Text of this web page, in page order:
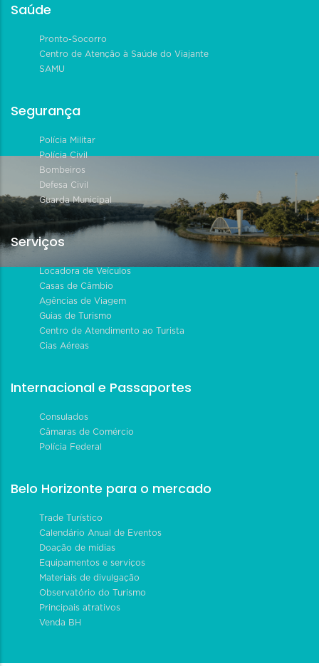
Saúde
Pronto-Socorro
Centro de Atenção à Saúde do Viajante
SAMU
Segurança
Polícia Militar
Polícia Civil
Bombeiros
Defesa Civil
Guarda Municipal
Serviços
Locadora de Veículos
Casas de Câmbio
Agências de Viagem
Guias de Turismo
Centro de Atendimento ao Turista
Cias Aéreas
Internacional e Passaportes
Consulados
Câmaras de Comércio
Polícia Federal
Belo Horizonte para o mercado
Trade Turístico
Calendário Anual de Eventos
Doação de mídias
Equipamentos e serviços
Materiais de divulgação
Observatório do Turismo
Principais atrativos
Venda BH